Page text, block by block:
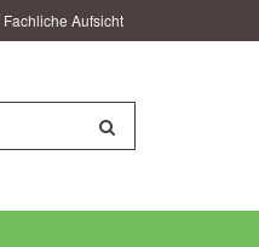
Fachliche Aufsicht